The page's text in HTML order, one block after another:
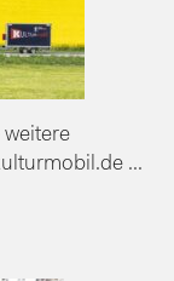
weitere
...